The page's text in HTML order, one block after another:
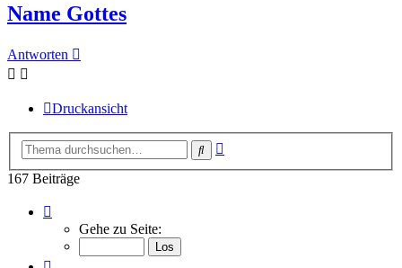
Name Gottes
Antworten
Druckansicht
Suche
167 Beiträge
von
Gehe zu Seite: